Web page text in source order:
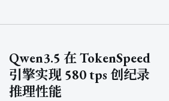
Qwen3.5 在 TokenSpeed
引擎实现 580 tps 创纪录
推理性能